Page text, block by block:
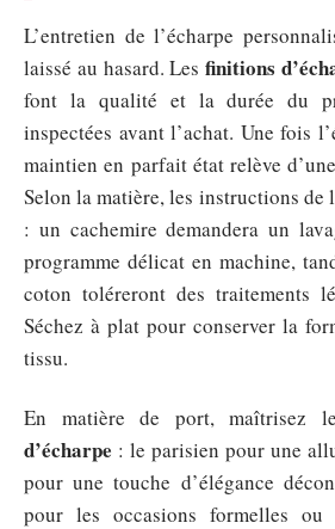
L’entretien de l’écharpe
laissé au hasard. Les finitions
font la qualité et la durée du
inspectées avant l’achat. Une fois
maintien en parfait état relève
Selon la matière, les instructions de
: un cachemire demandera un
programme délicat en machine,
coton toléreront des traitements
Séchez à plat pour conserver la
tissu.
En matière de port, maîtrisez
d’écharpe : le parisien pour une
pour une touche d’élégance
pour les occasions formelles ou